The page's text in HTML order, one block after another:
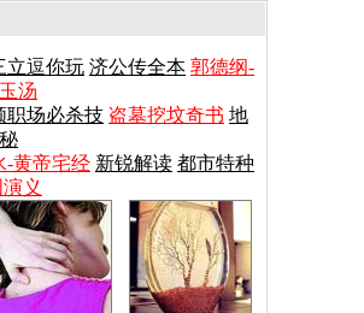
立逗你玩 济公传全本 郭德纲-
汤
职场必杀技 盗墓挖坟奇书 地
-黄帝宅经 新锐解读 都市特种
义